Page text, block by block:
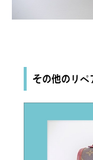
その他のリペ